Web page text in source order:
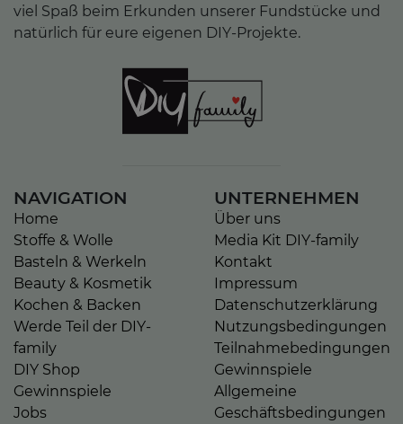
viel Spaß beim Erkunden unserer Fundstücke und
natürlich für eure eigenen DIY-Projekte.
NAVIGATION
Home
Stoffe & Wolle
Basteln & Werkeln
Beauty & Kosmetik
Kochen & Backen
Werde Teil der DIY-
family
DIY Shop
Gewinnspiele
Jobs
UNTERNEHMEN
Über uns
Media Kit DIY-family
Kontakt
Impressum
Datenschutzerklärung
Nutzungsbedingungen
Teilnahmebedingungen
Gewinnspiele
Allgemeine
Geschäftsbedingungen